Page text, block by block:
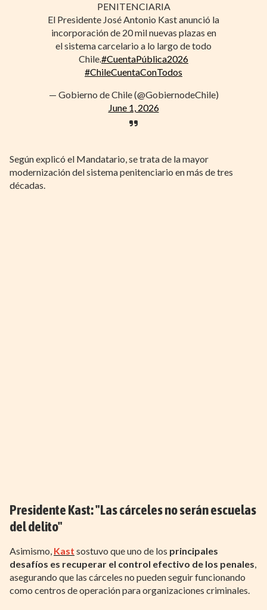
PENITENCIARIA
El Presidente José Antonio Kast anunció la
incorporación de 20 mil nuevas plazas en
el sistema carcelario a lo largo de todo
Chile.#CuentaPública2026
#ChileCuentaConTodos
— Gobierno de Chile (@GobiernodeChile)
June 1, 2026
Según explicó el Mandatario, se trata de la mayor
modernización del sistema penitenciario en más de tres
décadas.
Presidente Kast: "Las cárceles no serán escuelas
del delito"
Asimismo, Kast sostuvo que uno de los principales
desafíos es recuperar el control efectivo de los penales,
asegurando que las cárceles no pueden seguir funcionando
como centros de operación para organizaciones criminales.